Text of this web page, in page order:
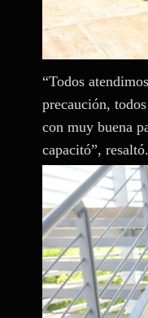
“Todos
precaución,
con muy buena
capacitó”, resaltó.